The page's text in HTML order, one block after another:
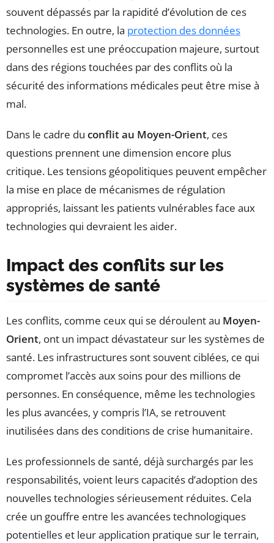
souvent dépassés par la rapidité d’évolution de ces
technologies. En outre, la protection des données
personnelles est une préoccupation majeure, surtout
dans des régions touchées par des conflits où la
sécurité des informations médicales peut être mise à
mal.
Dans le cadre du conflit au Moyen-Orient, ces
questions prennent une dimension encore plus
critique. Les tensions géopolitiques peuvent empêcher
la mise en place de mécanismes de régulation
appropriés, laissant les patients vulnérables face aux
technologies qui devraient les aider.
Impact des conflits sur les
systèmes de santé
Les conflits, comme ceux qui se déroulent au Moyen-
Orient, ont un impact dévastateur sur les systèmes de
santé. Les infrastructures sont souvent ciblées, ce qui
compromet l’accès aux soins pour des millions de
personnes. En conséquence, même les technologies
les plus avancées, y compris l’IA, se retrouvent
inutilisées dans des conditions de crise humanitaire.
Les professionnels de santé, déjà surchargés par les
responsabilités, voient leurs capacités d’adoption des
nouvelles technologies sérieusement réduites. Cela
crée un gouffre entre les avancées technologiques
potentielles et leur application pratique sur le terrain,